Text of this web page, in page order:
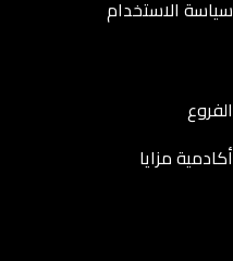
سياسة الاستخدام
الفروع
أكادمية مزايا